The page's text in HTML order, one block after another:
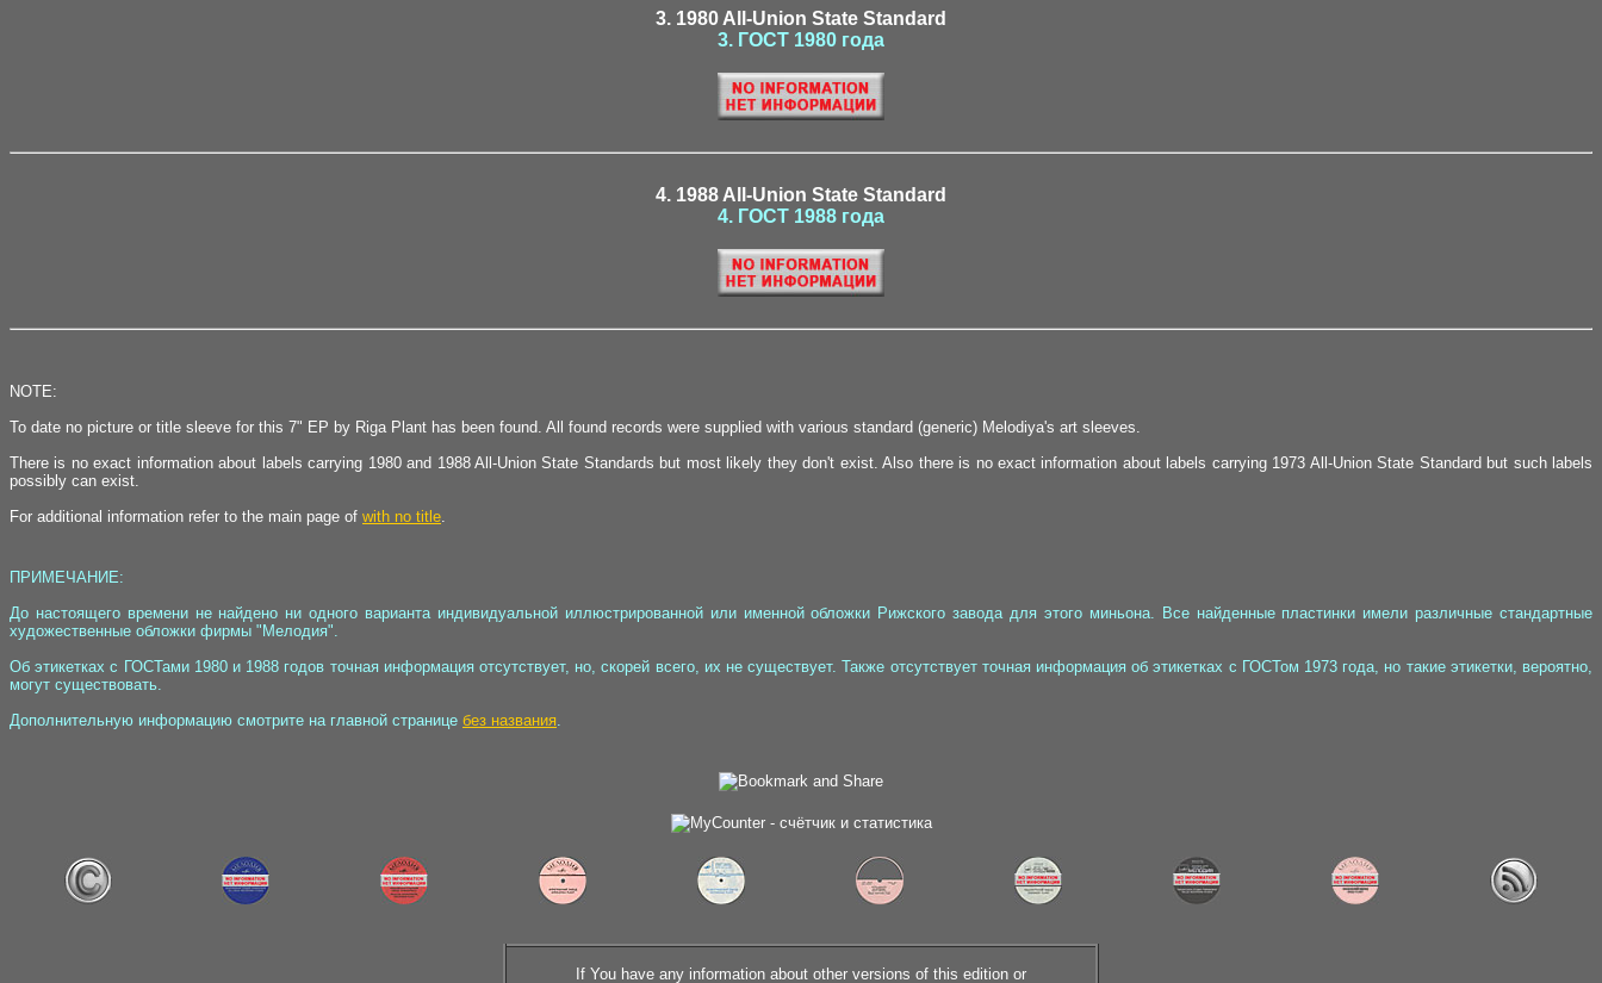
3. 1980 All-Union State Standard
3. ГОСТ 1980 года
4. 1988 All-Union State Standard
4. ГОСТ 1988 года
NOTE:
To date no picture or title sleeve for this 7" EP by Riga Plant has been found. All found records were supplied with various standard (generic) Melodiya's art sleeves.
There is no exact information about labels carrying 1980 and 1988 All-Union State Standards but most likely they don't exist. Also there is no exact information about labels carrying 1973 All-Union State Standard but such labels
possibly can exist.
For additional information refer to the main page of with no title.
ПРИМЕЧАНИЕ:
До настоящего времени не найдено ни одного варианта индивидуальной иллюстрированной или именной обложки Рижского завода для этого миньона. Все найденные пластинки имели различные стандартные
художественные обложки фирмы "Мелодия".
Об этикетках с ГОСТами 1980 и 1988 годов точная информация отсутствует, но, скорей всего, их не существует. Также отсутствует точная информация об этикетках с ГОСТом 1973 года, но такие этикетки, вероятно,
могут существовать.
Дополнительную информацию смотрите на главной странице без названия.